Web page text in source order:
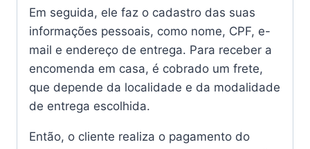
Em seguida, ele faz o cadastro das suas
informações pessoais, como nome, CPF, e-
mail e endereço de entrega. Para receber a
encomenda em casa, é cobrado um frete,
que depende da localidade e da modalidade
de entrega escolhida.
Então, o cliente realiza o pagamento do